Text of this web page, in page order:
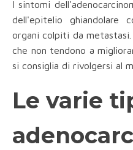
I sintomi
dell'epitelio ghiandolare
organi colpiti da
che non tendono a
si consiglia di rivolgersi al
Le varie